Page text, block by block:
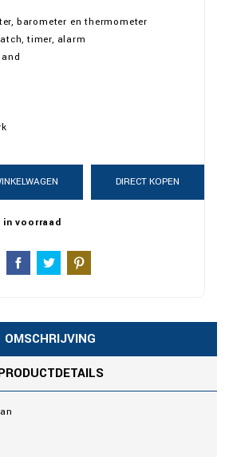
barometer en thermometer
timer, alarm
DIRECT KOPEN
voorraad
OMSCHRIJVING